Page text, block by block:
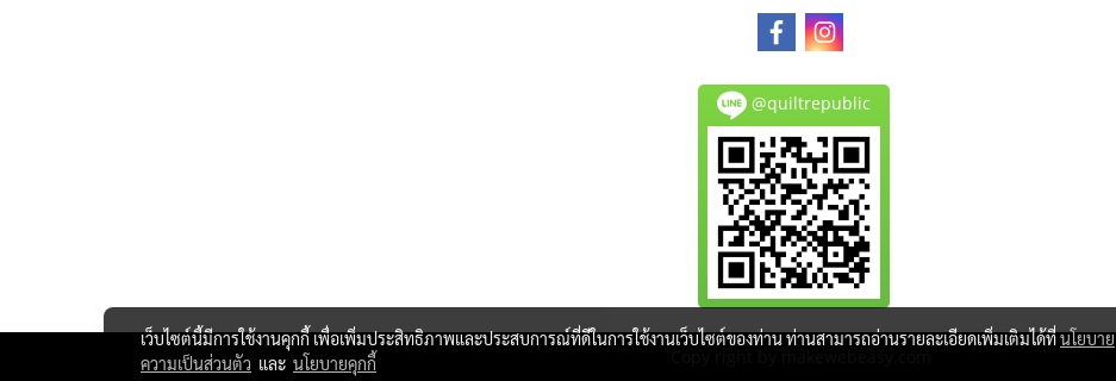
@quiltrepublic
เว็บไซต์นี้มีการใช้งานคุกกี้ เพื่อเพิ่มประสิทธิภาพและประสบการณ์ที่ดีในการใช้งานเว็บไซต์ของท่าน ท่านสามารถอ่านรายละเอียดเพิ่มเติมได้ที่นโยบาย
ความเป็นส่วนตัว และ นโยบายคุกกี้